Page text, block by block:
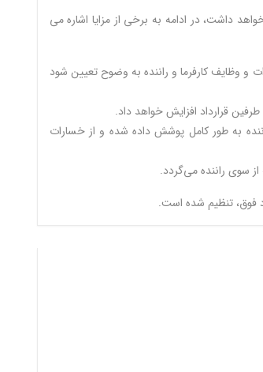
داشت، در ادامه به برخی از مزایا اشاره می
وظایف کارفرما و راننده به وضوح تعیین شود
قرارداد افزایش خواهد داد.
به طور کامل پوشش داده شده و از خسارات
سوی راننده می‌گردد.
فوق، تنظیم شده است.